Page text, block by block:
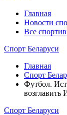
Главная
Новости
Все
Спорт Беларуси
Главная
Спорт
Футбол.
возглавить
Спорт Беларуси